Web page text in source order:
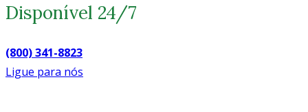
Disponível 24/7
(800) 341-8823
Ligue para nós